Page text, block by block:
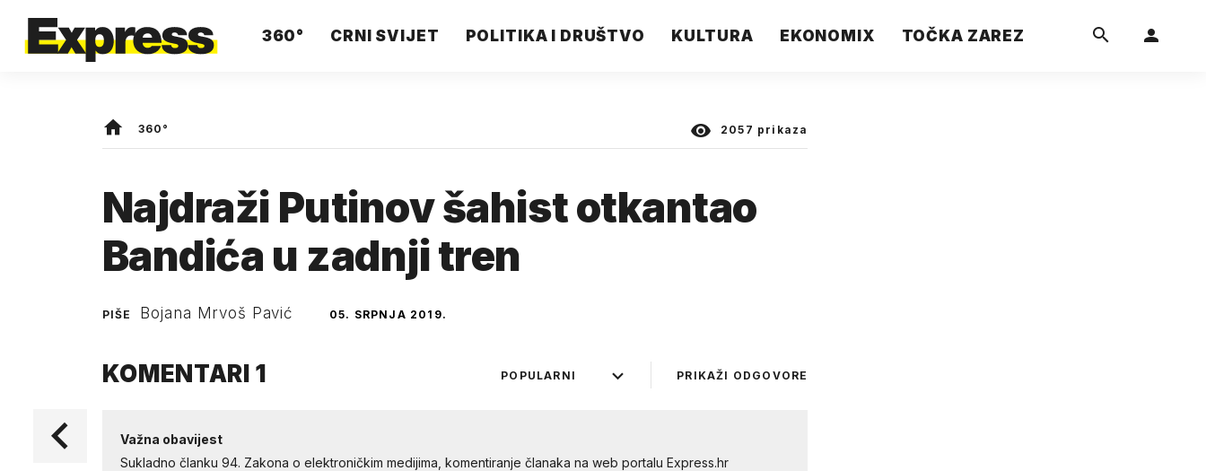
360° CRNI SVIJET POLITIKA I DRUŠTVO KULTURA EKONOMIX TOČKA ZAREZ
360° 2057 prikaza
Najdraži Putinov šahist otkantao
Bandića u zadnji tren
PIŠE Bojana Mrvoš Pavić 05. SRPNJA 2019.
KOMENTARI 1 PRIKAŽI ODGOVORE
POPULARNI
Važna obavijest
Sukladno članku 94. Zakona o elektroničkim medijima, komentiranje članaka na web portalu Express.hr